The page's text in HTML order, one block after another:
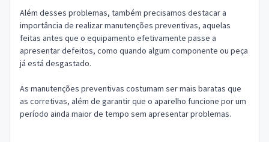
Além desses problemas, também precisamos destacar a
importância de realizar manutenções preventivas, aquelas
feitas antes que o equipamento efetivamente passe a
apresentar defeitos, como quando algum componente ou peça
já está desgastado.
As manutenções preventivas costumam ser mais baratas que
as corretivas, além de garantir que o aparelho funcione por um
período ainda maior de tempo sem apresentar problemas.